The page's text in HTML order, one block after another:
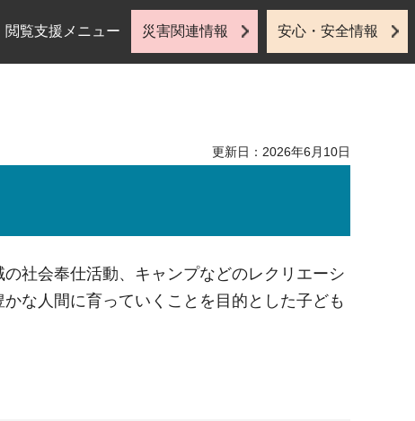
閲覧支援メニュー 災害関連情報 安心・安全情報
更新日：2026年6月10日
社会奉仕活動、キャンプなどのレクリエーシ
な人間に育っていくことを目的とした子ども